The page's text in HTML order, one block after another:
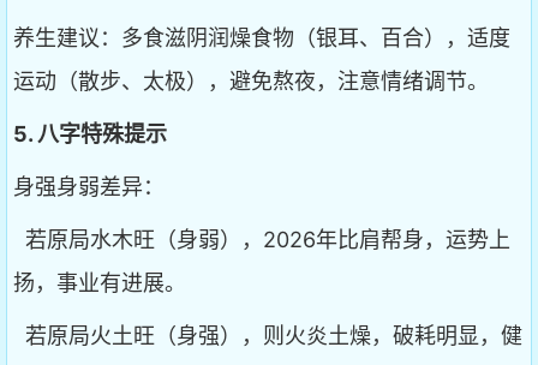
养生建议：多食滋阴润燥食物（银耳、百合），适度
运动（散步、太极），避免熬夜，注意情绪调节。
5. 八字特殊提示
身强身弱差异：
若原局水木旺（身弱），2026年比肩帮身，运势上
扬，事业有进展。
若原局火土旺（身强），则火炎土燥，破耗明显，健